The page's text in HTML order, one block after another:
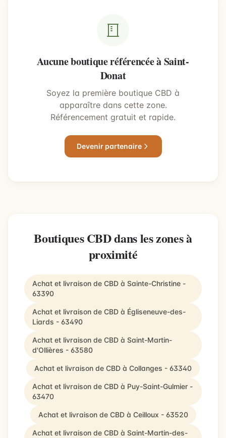
Aucune boutique référencée à Saint-
Donat
Soyez la première boutique CBD à
apparaître dans cette zone.
Référencement gratuit et rapide.
Devenir partenaire
Boutiques CBD dans les zones à
proximité
Achat et livraison de CBD à Sainte-Christine -
63390
Achat et livraison de CBD à Égliseneuve-des-
Liards - 63490
Achat et livraison de CBD à Saint-Martin-
d'Ollières - 63580
Achat et livraison de CBD à Collanges - 63340
Achat et livraison de CBD à Puy-Saint-Gulmier -
63470
Achat et livraison de CBD à Ceilloux - 63520
Achat et livraison de CBD à Saint-Martin-des-